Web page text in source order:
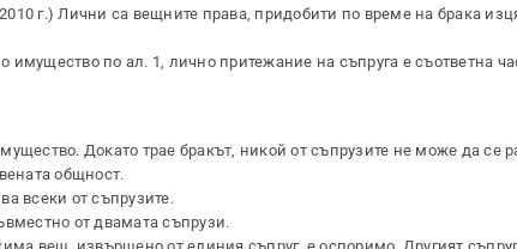
г.) Лични са вещните права, придобити по време на брака
имущество по ал. 1, лично притежание на съпруга е съответна
Докато трае бракът, никой от съпрузите не може да се
общност.
всеки от съпрузите.
от двамата съпрузи.